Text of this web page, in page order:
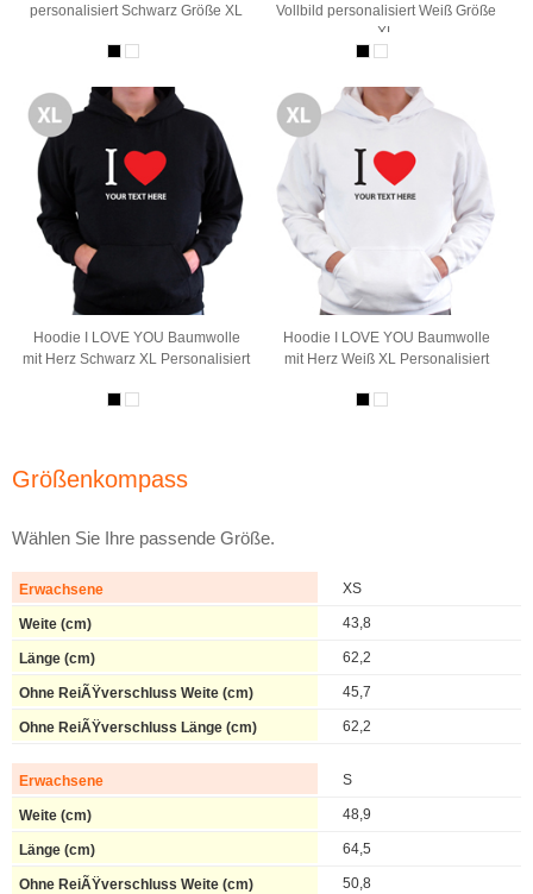
personalisiert Schwarz Größe XL
Vollbild personalisiert Weiß Größe
XL
Hoodie I LOVE YOU Baumwolle
mit Herz Schwarz XL Personalisiert
Hoodie I LOVE YOU Baumwolle
mit Herz Weiß XL Personalisiert
Größenkompass
Wählen Sie Ihre passende Größe.
XS
43,8
62,2
45,7
62,2
S
48,9
64,5
50,8